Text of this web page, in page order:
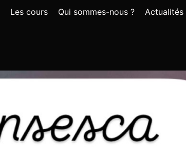
Les cours Qui sommes-nous ? Actualités